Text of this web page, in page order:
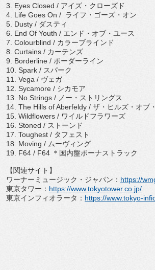
3. Eyes Closed / アイズ・クローズド
4. Life Goes On / ライフ・ゴーズ・オン
5. Dusty / ダスティ
6. End Of Youth / エンド・オブ・ユース
7. Colourblind / カラーブラインド
8. Curtains / カーテンズ
9. Borderline / ボーダーライン
10. Spark / スパーク
11. Vega / ヴェガ
12. Sycamore / シカモア
13. No Strings / ノー・ストリングス
14. The Hills of Aberfeldy / ザ・ヒルズ・オブ
15. Wildflowers / ワイルドフラワーズ
16. Stoned / ストーンド
17. Toughest / タフェスト
18. Moving / ムーヴィング
19. F64 / F64 ＊国内盤ボーナストラック
【関連サイト】
ワーナーミュージック・ジャパン： https://
東京タワー： https://www.tokyotower.co.jp/
東京インフィオラータ： https://www.tokyo-